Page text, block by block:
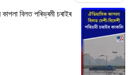
কাপলা বিলত পৰিভ্ৰমী চৰাইৰ